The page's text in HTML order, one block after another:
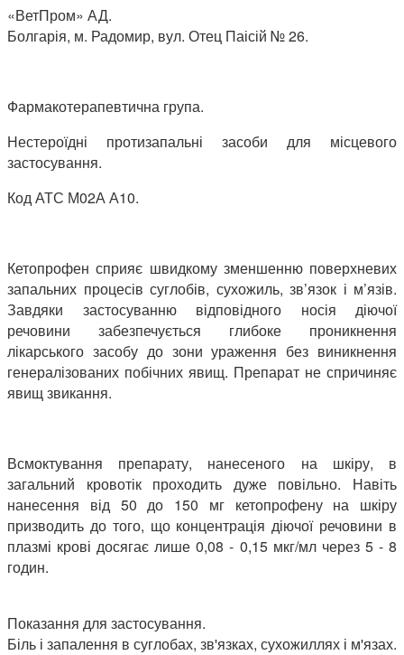
«ВетПром» АД.
Болгарія, м. Радомир, вул. Отец Паісій № 26.
Фармакотерапевтична група.
Нестероїдні протизапальні засоби для місцевого
застосування.
Код АТС М02А А10.
Кетопрофен сприяє швидкому зменшенню поверхневих
запальних процесів суглобів, сухожиль, зв’язок і м’язів.
Завдяки застосуванню відповідного носія діючої
речовини забезпечується глибоке проникнення
лікарського засобу до зони ураження без виникнення
генералізованих побічних явищ. Препарат не спричиняє
явищ звикання.
Всмоктування препарату, нанесеного на шкіру, в
загальний кровотік проходить дуже повільно. Навіть
нанесення від 50 до 150 мг кетопрофену на шкіру
призводить до того, що концентрація діючої речовини в
плазмі крові досягає лише 0,08 - 0,15 мкг/мл через 5 - 8
годин.
Показання для застосування.
Біль і запалення в суглобах, зв'язках, сухожиллях і м'язах.